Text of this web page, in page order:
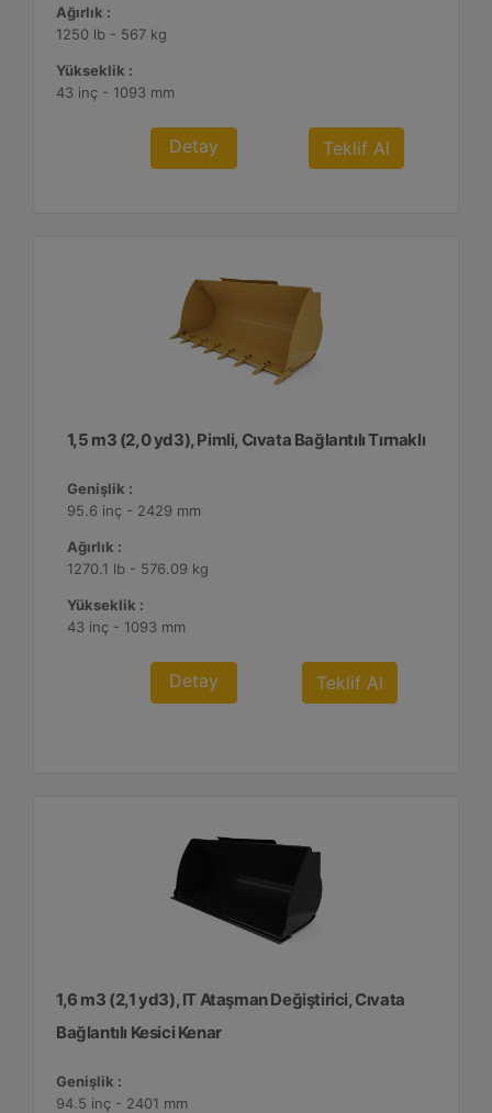
Ağırlık :
1250 lb - 567 kg
Yükseklik :
43 inç - 1093 mm
Detay Teklif Al
1,5 m3 (2,0 yd3), Pimli, Cıvata Bağlantılı Tırnaklı
Genişlik :
95.6 inç - 2429 mm
Ağırlık :
1270.1 lb - 576.09 kg
Yükseklik :
43 inç - 1093 mm
Detay Teklif Al
1,6 m3 (2,1 yd3), IT Ataşman Değiştirici, Cıvata
Bağlantılı Kesici Kenar
Genişlik :
94.5 inç - 2401 mm